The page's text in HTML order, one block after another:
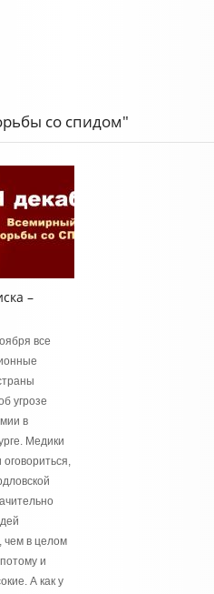
со спидом"
–
все
угрозе
в
Медики
чем в целом
и
А как у